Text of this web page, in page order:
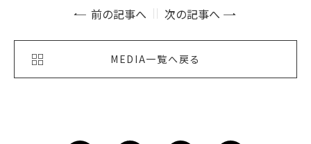
前の記事へ 次の記事へ
MEDIA一覧へ戻る